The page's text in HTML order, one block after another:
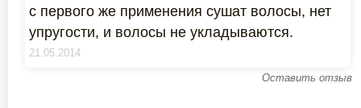
с первого же применения сушат волосы, нет
упругости, и волосы не укладываются.
21.05.2014
Оставить отзыв